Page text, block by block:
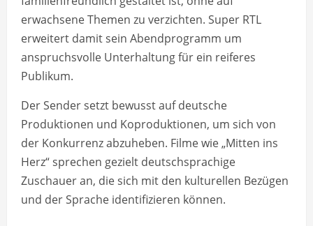
erwachsene Themen zu verzichten. Super RTL
erweitert damit sein Abendprogramm um
anspruchsvolle Unterhaltung für ein reiferes
Publikum.
Der Sender setzt bewusst auf deutsche
Produktionen und Koproduktionen, um sich von
der Konkurrenz abzuheben. Filme wie „Mitten ins
Herz“ sprechen gezielt deutschsprachige
Zuschauer an, die sich mit den kulturellen Bezügen
und der Sprache identifizieren können.